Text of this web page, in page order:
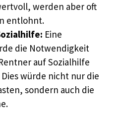
werden aber oft
entlohnt.
Eine
die Notwendigkeit
auf Sozialhilfe
würde nicht nur die
sondern auch die